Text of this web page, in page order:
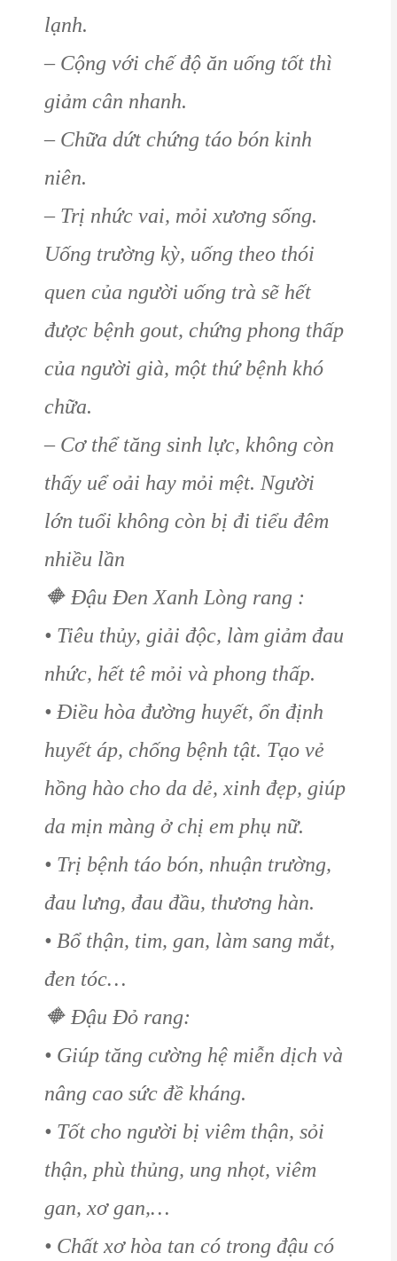
lạnh.
– Cộng với chế độ ăn uống tốt thì
giảm cân nhanh.
– Chữa dứt chứng táo bón kinh
niên.
– Trị nhức vai, mỏi xương sống.
Uống trường kỳ, uống theo thói
quen của người uống trà sẽ hết
được bệnh gout, chứng phong thấp
của người già, một thứ bệnh khó
chữa.
– Cơ thể tăng sinh lực, không còn
thấy uể oải hay mỏi mệt. Người
lớn tuổi không còn bị đi tiểu đêm
nhiều lần
🔶 Đậu Đen Xanh Lòng rang :
• Tiêu thủy, giải độc, làm giảm đau
nhức, hết tê mỏi và phong thấp.
• Điều hòa đường huyết, ổn định
huyết áp, chống bệnh tật. Tạo vẻ
hồng hào cho da dẻ, xinh đẹp, giúp
da mịn màng ở chị em phụ nữ.
• Trị bệnh táo bón, nhuận trường,
đau lưng, đau đầu, thương hàn.
• Bổ thận, tim, gan, làm sang mắt,
đen tóc…
🔶 Đậu Đỏ rang:
• Giúp tăng cường hệ miễn dịch và
nâng cao sức đề kháng.
• Tốt cho người bị viêm thận, sỏi
thận, phù thủng, ung nhọt, viêm
gan, xơ gan,…
• Chất xơ hòa tan có trong đậu có